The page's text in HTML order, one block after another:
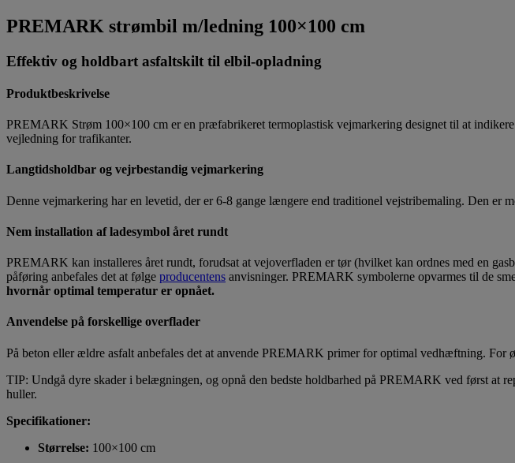
PREMARK strømbil m/ledning 100×100 cm
Effektiv og holdbart asfaltskilt til elbil-opladning
Produktbeskrivelse
PREMARK Strøm 100×100 cm er en præfabrikeret termoplastisk vejmarkering designet til at
vejledning for trafikanter.
Langtidsholdbar og vejrbestandig vejmarkering
Denne vejmarkering har en levetid, der er 6-8 gange længere end traditionel vejstribemaling. Den er
Nem installation af ladesymbol året rundt
PREMARK kan installeres året rundt, forudsat at vejoverfladen er tør (hvilket kan ordnes med en
påføring anbefales det at følge producentens anvisninger. PREMARK symbolerne opvarmes til de
hvornår optimal temperatur er opnået.
Anvendelse på forskellige overflader
På beton eller ældre asfalt anbefales det at anvende PREMARK primer for optimal vedhæftning. For
TIP: Undgå dyre skader i belægningen, og opnå den bedste holdbarhed på PREMARK ved først at
huller.
Specifikationer:
Størrelse: 100×100 cm